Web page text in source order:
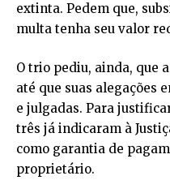
extinta. Pedem que,
multa tenha seu valor
O trio pediu, ainda, que
até que suas alegações
e julgadas. Para
três já indicaram à
como garantia de
proprietário.